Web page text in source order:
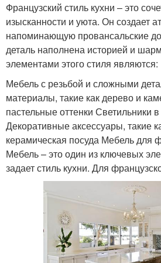
Французский стиль кухни – это
изысканности и уюта. Он создает
напоминающую провансальские
деталь наполнена историей и
элементами этого стиля являются:
Мебель с резьбой и сложными
материалы, такие как дерево и
пастельные оттенки Светильники
Декоративные аксессуары, такие
керамическая посуда Мебель для
Мебель – это один из ключевых
задает стиль кухни. Для